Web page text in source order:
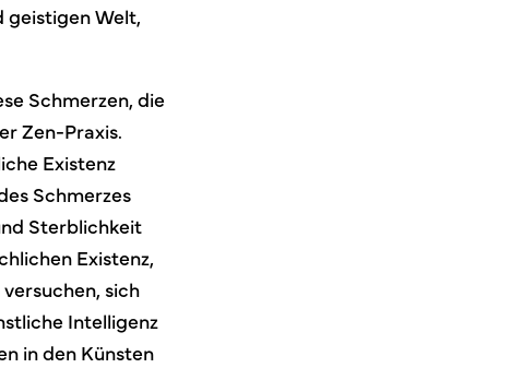
geistigen Welt,
Schmerzen, die
Zen-Praxis.
Existenz
Schmerzes
Sterblichkeit
Existenz,
sich
Intelligenz
in den Künsten